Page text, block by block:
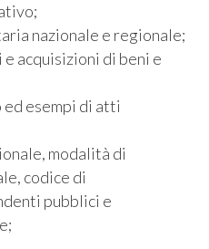
nazionale e regionale;
acquisizioni di beni e
ed esempi di atti
modalità di
codice di
pubblici e